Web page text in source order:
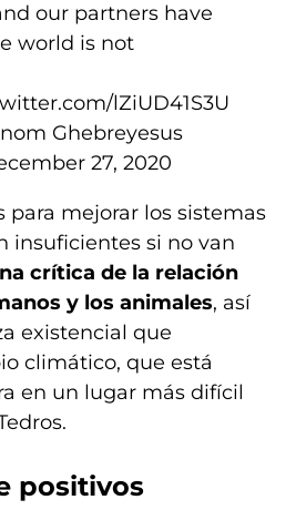
our partners have
world is not
lZiUD41S3U
Ghebreyesus
27, 2020
para mejorar los sistemas
insuficientes si no van
crítica de la relación
y los animales, así
existencial que
climático, que está
en un lugar más difícil
positivos